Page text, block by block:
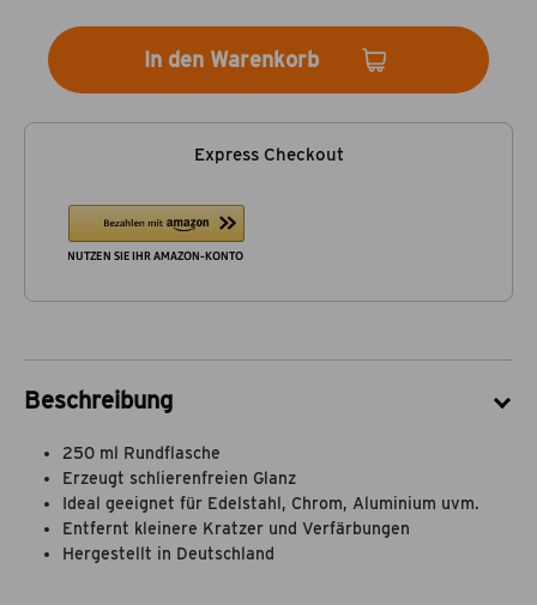
In den Warenkorb
Express Checkout
Beschreibung
250 ml Rundflasche
Erzeugt schlierenfreien Glanz
Ideal geeignet für Edelstahl, Chrom, Aluminium uvm.
Entfernt kleinere Kratzer und Verfärbungen
Hergestellt in Deutschland